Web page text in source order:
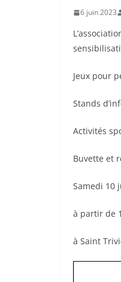
6 juin 2023
Jeux pour
Stands
Activités
Buvette et
Samedi 10
à partir de
à Saint